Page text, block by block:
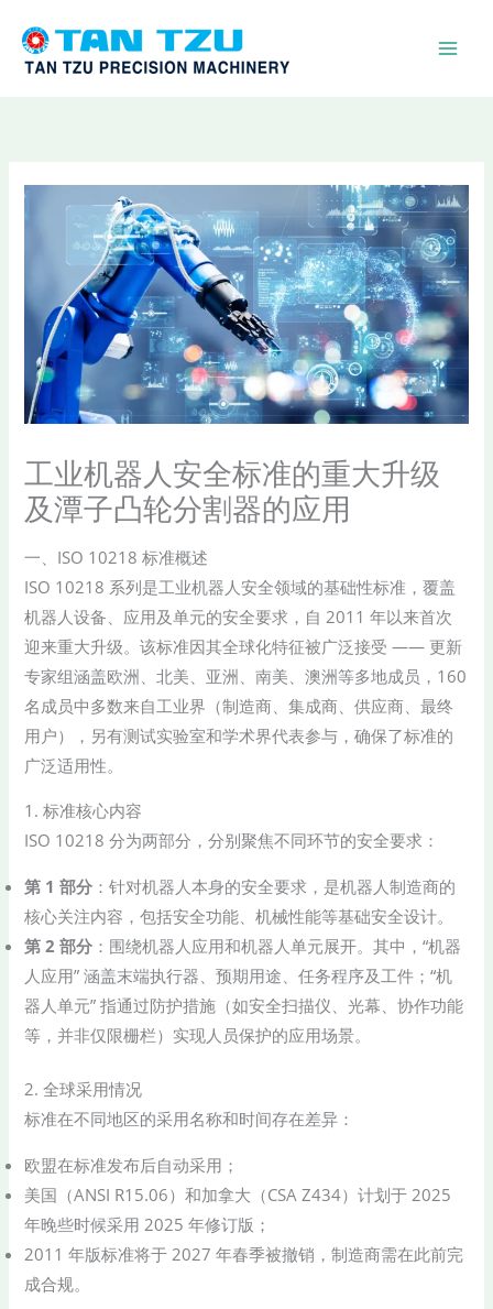
工业机器人安全标准的重大升级
及潭子凸轮分割器的应用
一、ISO 10218 标准概述
ISO 10218 系列是工业机器人安全领域的基础性标准，覆盖
机器人设备、应用及单元的安全要求，自 2011 年以来首次
迎来重大升级。该标准因其全球化特征被广泛接受 —— 更新
专家组涵盖欧洲、北美、亚洲、南美、澳洲等多地成员，160
名成员中多数来自工业界（制造商、集成商、供应商、最终
用户），另有测试实验室和学术界代表参与，确保了标准的
广泛适用性。
1. 标准核心内容
ISO 10218 分为两部分，分别聚焦不同环节的安全要求：
第 1 部分 ：针对机器人本身的安全要求，是机器人制造商的
核心关注内容，包括安全功能、机械性能等基础安全设计。
第 2 部分 ：围绕机器人应用和机器人单元展开。其中，“机器
人应用” 涵盖末端执行器、预期用途、任务程序及工件；“机
器人单元” 指通过防护措施（如安全扫描仪、光幕、协作功能
等，并非仅限栅栏）实现人员保护的应用场景。
2. 全球采用情况
标准在不同地区的采用名称和时间存在差异：
欧盟在标准发布后自动采用；
美国（ANSI R15.06）和加拿大（CSA Z434）计划于 2025
年晚些时候采用 2025 年修订版；
2011 年版标准将于 2027 年春季被撤销，制造商需在此前完
成合规。